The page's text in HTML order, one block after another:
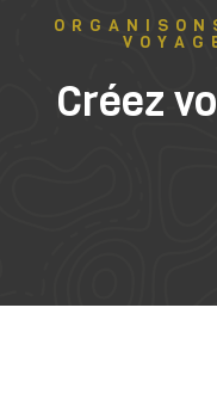
Créez